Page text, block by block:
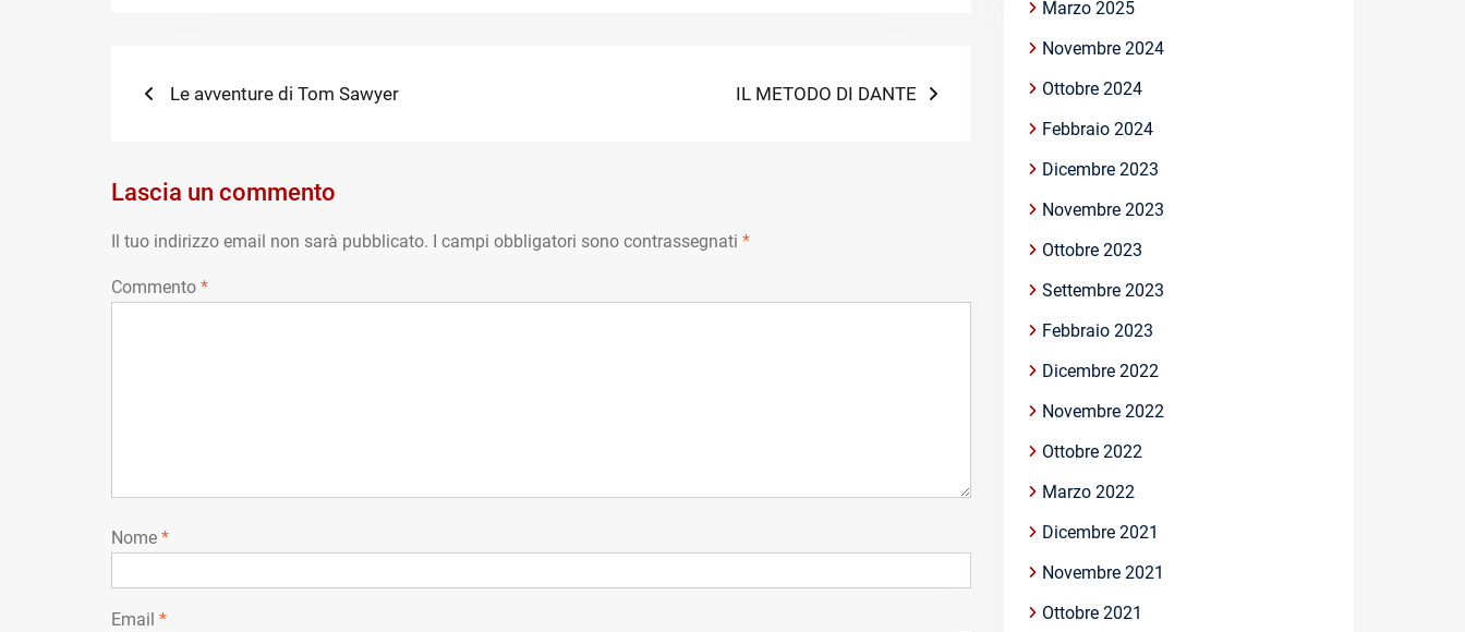
Navigazione
Previous
Le avventure di Tom Sawyer
Next
IL METODO DI DANTE
Lascia un commento
Il tuo indirizzo email non sarà pubblicato. I campi obbligatori sono contrassegnati *
Commento *
Nome *
Email *
Marzo 2025
Novembre 2024
Ottobre 2024
Febbraio 2024
Dicembre 2023
Novembre 2023
Ottobre 2023
Settembre 2023
Febbraio 2023
Dicembre 2022
Novembre 2022
Ottobre 2022
Marzo 2022
Dicembre 2021
Novembre 2021
Ottobre 2021